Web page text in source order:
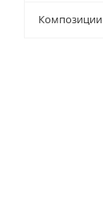
Композиции